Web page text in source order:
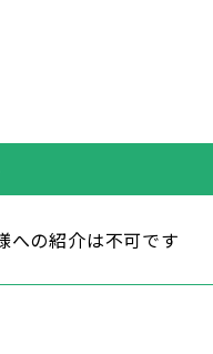
への紹介は不可です